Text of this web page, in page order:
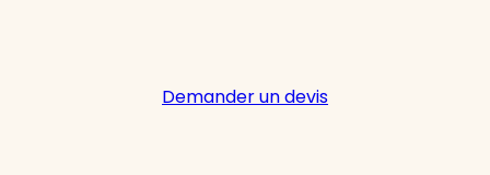
Demander un devis